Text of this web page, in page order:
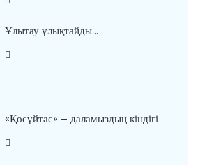
Ұлытау ұлықтайды…
«Қосүйтас» – даламыздың кіндігі